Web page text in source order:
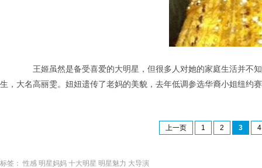
王姬虽然是备受喜爱的大明星，但很多人对她的家庭生活并不
生，大名高丽雯。妞妞遗传了老妈的美貌，去年低调参选华裔小姐纽约
上一页 1 2 3 4
标签： 性感 明星妈妈 十大明星 明星魅力 大导演